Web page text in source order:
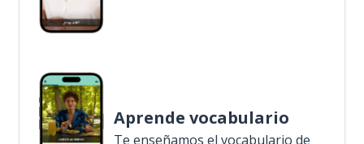
Aprende vocabulario
Te enseñamos el vocabulario de